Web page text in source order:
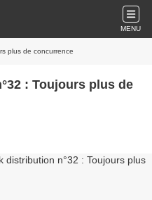
MENU
plus de concurrence
: Toujours plus de